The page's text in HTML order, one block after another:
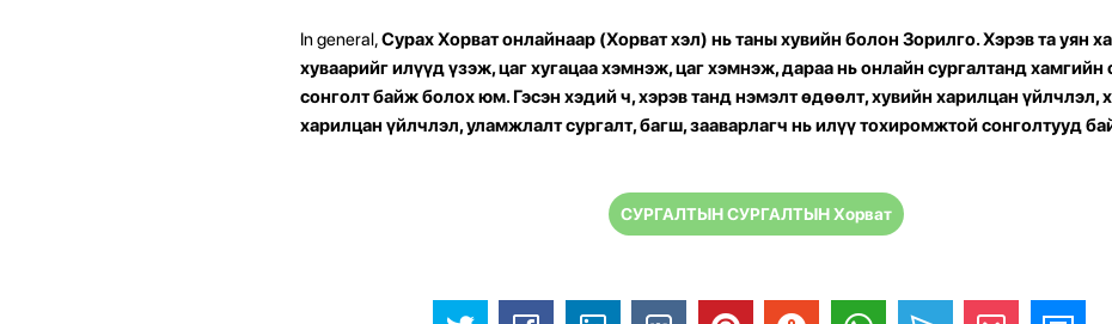
In general,Сурах Хорват онлайнаар (Хорват хэл) нь таны хувийн болон Зорилго. Хэрэв та уян
хуваарийг илүүд үзэж, цаг хугацаа хэмнэж, цаг хэмнэж, дараа нь онлайн сургалтанд хамгийн
сонголт байж болох юм. Гэсэн хэдий ч, хэрэв танд нэмэлт өдөөлт, хувийн харилцан үйлчлэл,
харилцан үйлчлэл, уламжлалт сургалт, багш, зааварлагч нь илүү тохиромжтой сонголтууд
СУРГАЛТЫН СУРГАЛТЫН Хорват